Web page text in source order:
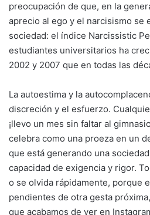
preocupación de que, en la
aprecio al ego y el narcisismo se
sociedad: el índice Narcissistic
estudiantes universitarios ha
2002 y 2007 que en todas las
La autoestima y la
discreción y el esfuerzo.
¡llevo un mes sin faltar al
celebra como una proeza en un
que está generando una
capacidad de exigencia y rigor.
o se olvida rápidamente, porque
pendientes de otra gesta
que acabamos de ver en